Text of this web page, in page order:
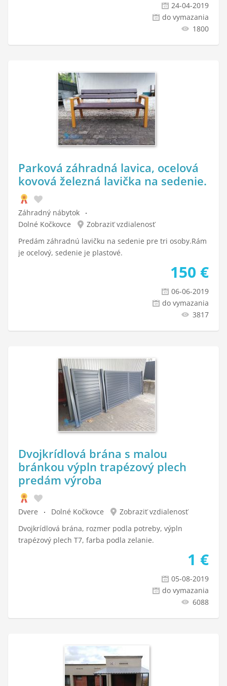
24-04-2019
do vymazania
1800
Parková záhradná lavica, ocelová
kovová železná lavička na sedenie.
Záhradný nábytok
Dolné Kočkovce
Zobraziť vzdialenosť
Predám záhradnú lavičku na sedenie pre tri osoby.Rám
je ocelový, sedenie je plastové.
150 €
06-06-2019
do vymazania
3817
Dvojkrídlová brána s malou
bránkou výpln trapézový plech
predám výroba
Dvere Dolné Kočkovce
Zobraziť vzdialenosť
Dvojkrídlová brána, rozmer podla potreby, výpln
trapézový plech T7, farba podla zelanie.
1 €
05-08-2019
do vymazania
6088